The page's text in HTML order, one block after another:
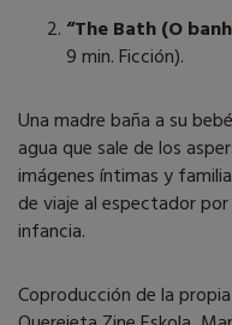
“The Bath (O
9 min. Ficción).
Una madre baña a su
agua que sale de los
imágenes íntimas y
de viaje al espectador
infancia.
Coproducción de la